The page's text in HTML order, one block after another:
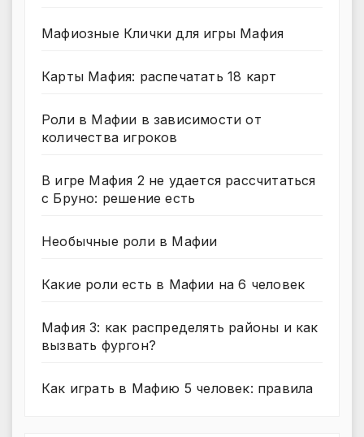
Мафиозные Клички для игры Мафия
Карты Мафия: распечатать 18 карт
Роли в Мафии в зависимости от
количества игроков
В игре Мафия 2 не удается рассчитаться
с Бруно: решение есть
Необычные роли в Мафии
Какие роли есть в Мафии на 6 человек
Мафия 3: как распределять районы и как
вызвать фургон?
Как играть в Мафию 5 человек: правила